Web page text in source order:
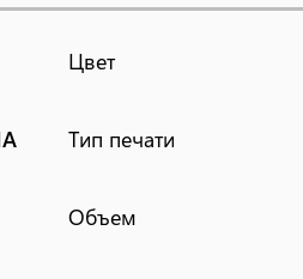
Цвет
Тип печати
Объем